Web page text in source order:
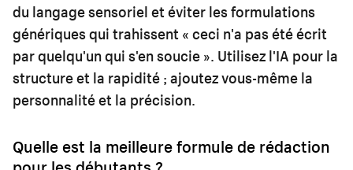
du langage sensoriel et éviter les formulations
génériques qui trahissent « ceci n'a pas été écrit
par quelqu'un qui s'en soucie ». Utilisez l'IA pour la
structure et la rapidité ; ajoutez vous-même la
personnalité et la précision.
Quelle est la meilleure formule de rédaction